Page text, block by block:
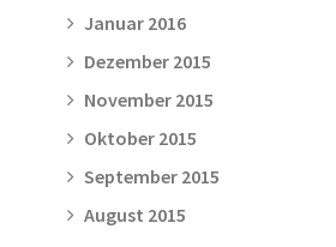
Januar 2016
Dezember 2015
November 2015
Oktober 2015
September 2015
August 2015